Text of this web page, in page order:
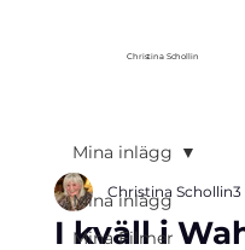
Christina Schollin
Mina inlägg
Mina Filmer
Mina inlägg
I kväll i
Christina Schollin3